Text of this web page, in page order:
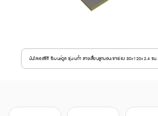
บันไดเอสซีจี ซีเมนต์วูด รุ่นเมก้า ลายเสี้ยนลูกนอนเซาะร่อง 30x120x2.4 ซม.